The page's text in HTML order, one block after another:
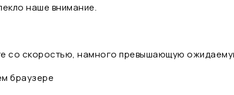
наше внимание.
со скоростью, намного превышающую
браузере